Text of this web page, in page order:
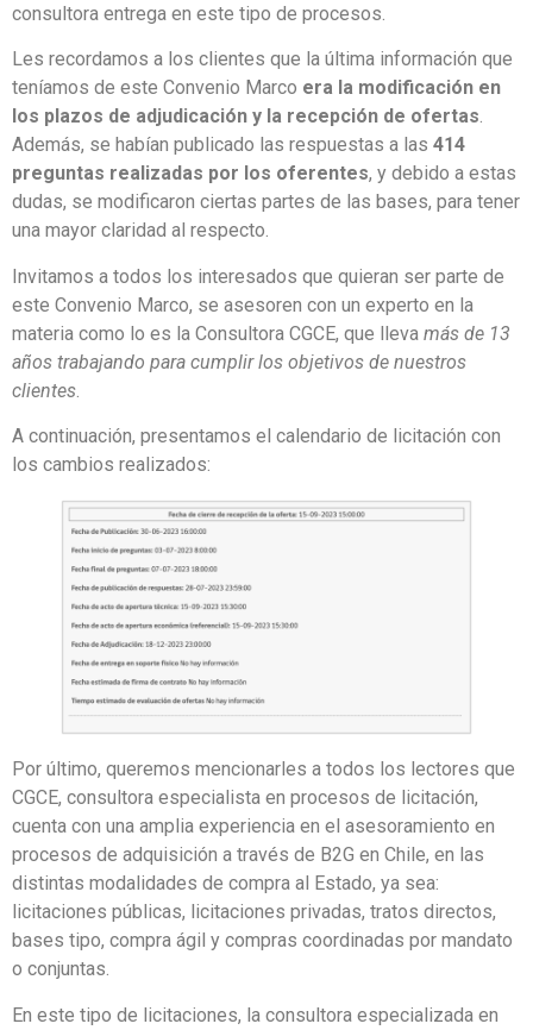
consultora entrega en este tipo de procesos.
Les recordamos a los clientes que la última información que
teníamos de este Convenio Marco era la modificación en
los plazos de adjudicación y la recepción de ofertas.
Además, se habían publicado las respuestas a las 414
preguntas realizadas por los oferentes, y debido a estas
dudas, se modificaron ciertas partes de las bases, para tener
una mayor claridad al respecto.
Invitamos a todos los interesados que quieran ser parte de
este Convenio Marco, se asesoren con un experto en la
materia como lo es la Consultora CGCE, que lleva más de 13
años trabajando para cumplir los objetivos de nuestros
clientes
A continuación, presentamos el calendario de licitación con
los cambios realizados:
Por último, queremos mencionarles a todos los lectores que
CGCE, consultora especialista en procesos de licitación,
cuenta con una amplia experiencia en el asesoramiento en
procesos de adquisición a través de B2G en Chile, en las
distintas modalidades de compra al Estado, ya sea:
licitaciones públicas, licitaciones privadas, tratos directos,
bases tipo, compra ágil y compras coordinadas por mandato
o conjuntas.
En este tipo de licitaciones, la consultora especializada en